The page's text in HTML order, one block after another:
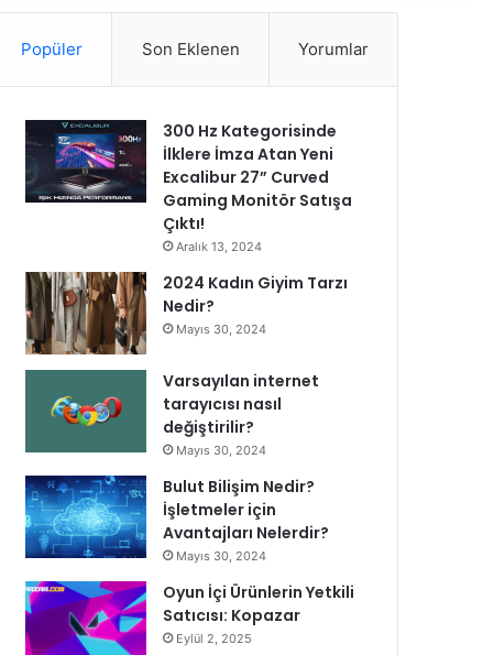
Popüler Son Eklenen Yorumlar
300 Hz Kategorisinde
İlklere İmza Atan Yeni
Excalibur 27” Curved
Gaming Monitör Satışa
Çıktı!
Aralık 13, 2024
2024 Kadın Giyim Tarzı
Nedir?
Mayıs 30, 2024
Varsayılan internet
tarayıcısı nasıl
değiştirilir?
Mayıs 30, 2024
Bulut Bilişim Nedir?
İşletmeler için
Avantajları Nelerdir?
Mayıs 30, 2024
Oyun İçi Ürünlerin Yetkili
Satıcısı: Kopazar
Eylül 2, 2025